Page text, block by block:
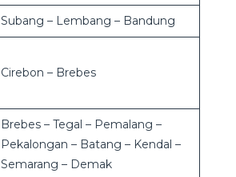
Subang – Lembang – Bandung
Cirebon – Brebes
Brebes – Tegal – Pemalang –
Pekalongan – Batang – Kendal –
Semarang – Demak